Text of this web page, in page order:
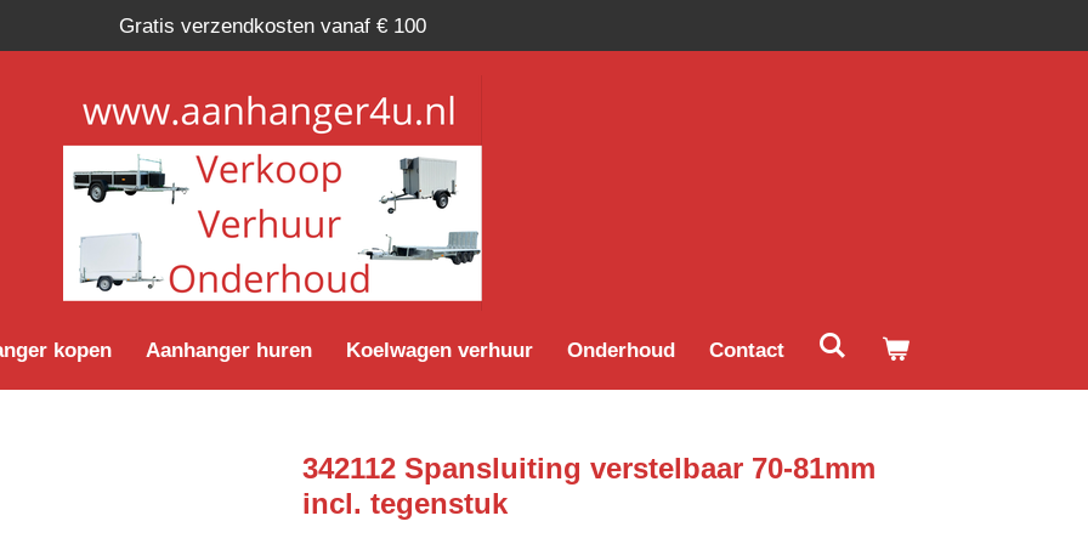
Gratis verzendkosten vanaf € 100
kopen Aanhanger huren Koelwagen verhuur Onderhoud Contact
342112 Spansluiting verstelbaar 70-81mm
incl. tegenstuk